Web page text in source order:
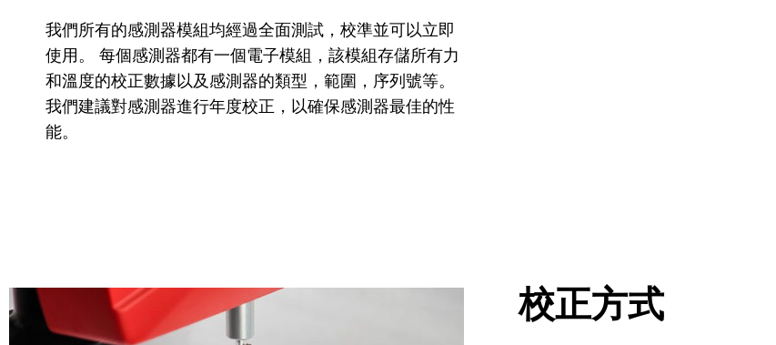
我們所有的感測器模組均經過全面測試，校準並可以立即
使用。 每個感測器都有一個電子模組，該模組存儲所有力
和溫度的校正數據以及感測器的類型，範圍，序列號等。
我們建議對感測器進行年度校正，以確保感測器最佳的性
能。
校正方式